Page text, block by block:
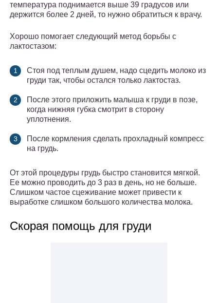
температура поднимается выше 39 градусов или
держится более 2 дней, то нужно обратиться к врачу.
Хорошо помогает следующий метод борьбы с
лактостазом:
Стоя под теплым душем, надо сцедить молоко из
груди так, чтобы остался только лактостаз.
После этого приложить малыша к груди в позе,
когда нижняя губка смотрит в сторону
уплотнения.
После кормления сделать прохладный компресс
на грудь.
От этой процедуры грудь быстро становится мягкой.
Ее можно проводить до 3 раз в день, но не больше.
Слишком частое сцеживание может привести к
выработке слишком большого количества молока.
Скорая помощь для груди